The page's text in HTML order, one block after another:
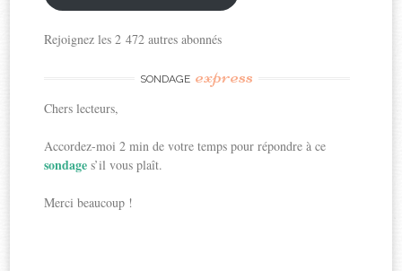
Rejoignez les 2 472 autres abonnés
SONDAGE express
Chers lecteurs,
Accordez-moi 2 min de votre temps pour répondre à ce
sondages’il vous plaît.
Merci beaucoup !